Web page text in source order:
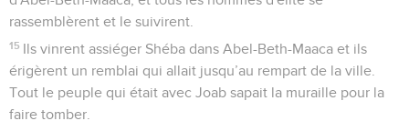
rassemblèrent et le suivirent.
15 Ils vinrent assiéger Shéba dans Abel-Beth-Maaca et ils
érigèrent un remblai qui allait jusqu’au rempart de la ville.
Tout le peuple qui était avec Joab sapait la muraille pour la
faire tomber.